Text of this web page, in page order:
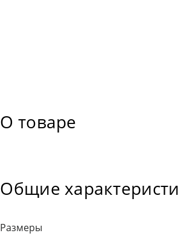
О товаре
Общие
Размеры